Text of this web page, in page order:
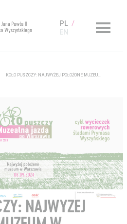
PL
EN
NAJWYŻEJ